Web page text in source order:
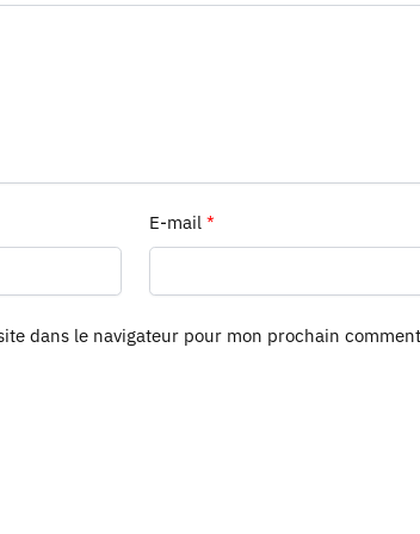
E-mail*
dans le navigateur pour mon prochain